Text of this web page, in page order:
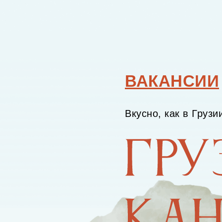
Вкусно, как в
ВАКАНСИИ